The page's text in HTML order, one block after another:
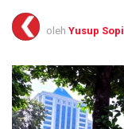
oleh Yusup